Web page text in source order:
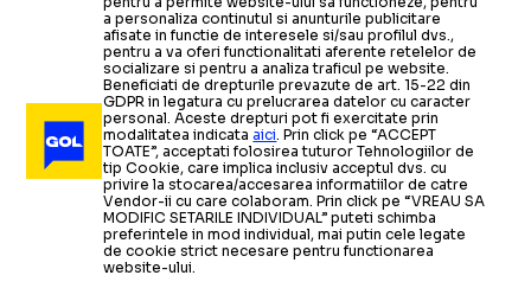
a personaliza continutul si anunturile publicitare
afisate in functie de interesele si/sau profilul dvs.,
pentru a va oferi functionalitati aferente retelelor de
socializare si pentru a analiza traficul pe website.
Beneficiati de drepturile prevazute de art. 15-22 din
GDPR in legatura cu prelucrarea datelor cu caracter
personal. Aceste drepturi pot fi exercitate prin
modalitatea indicataaici. Prin click pe “ACCEPT
TOATE”, acceptati folosirea tuturor Tehnologiilor de
tip Cookie, care implica inclusiv acceptul dvs. cu
privire la stocarea/accesarea informatiilor de catre
Vendor-ii cu care colaboram. Prin click pe “VREAU SA
MODIFIC SETARILE INDIVIDUAL” puteti schimba
preferintele in mod individual, mai putin cele legate
de cookie strict necesare pentru functionarea
website-ului.